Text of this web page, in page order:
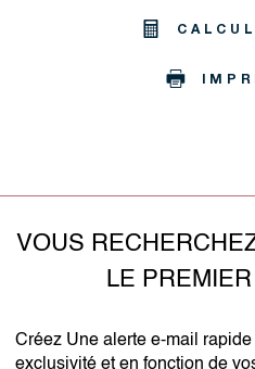
VOUS
LE
Créez Une alerte e-mail
exclusivité et en fonction de